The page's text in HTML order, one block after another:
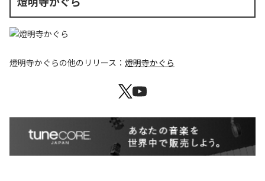
燈明寺かぐらの他のリリース： 燈明寺かぐら